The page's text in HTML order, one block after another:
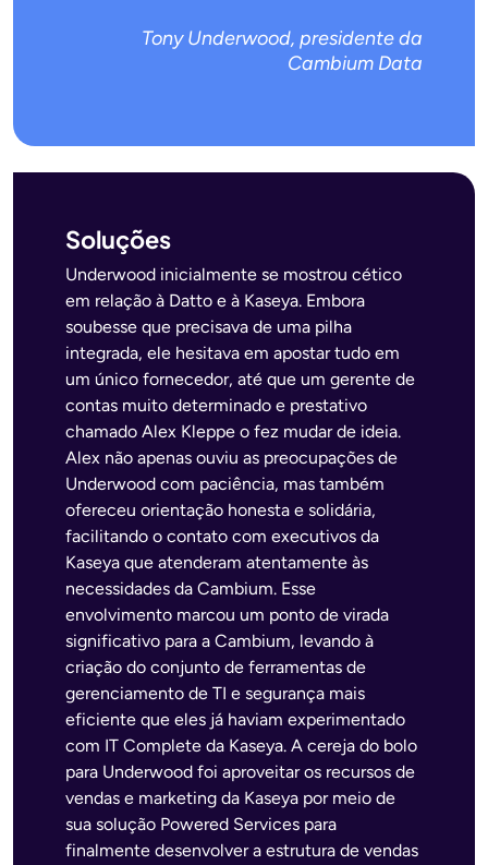
Tony Underwood, presidente da
Cambium Data
Soluções
Underwood inicialmente se mostrou cético
em relação à Datto e à Kaseya. Embora
soubesse que precisava de uma pilha
integrada, ele hesitava em apostar tudo em
um único fornecedor, até que um gerente de
contas muito determinado e prestativo
chamado Alex Kleppe o fez mudar de ideia.
Alex não apenas ouviu as preocupações de
Underwood com paciência, mas também
ofereceu orientação honesta e solidária,
facilitando o contato com executivos da
Kaseya que atenderam atentamente às
necessidades da Cambium. Esse
envolvimento marcou um ponto de virada
significativo para a Cambium, levando à
criação do conjunto de ferramentas de
gerenciamento de TI e segurança mais
eficiente que eles já haviam experimentado
com IT Complete da Kaseya. A cereja do bolo
para Underwood foi aproveitar os recursos de
vendas e marketing da Kaseya por meio de
sua solução Powered Services para
finalmente desenvolver a estrutura de vendas